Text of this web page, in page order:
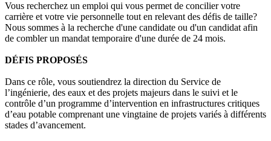
Vous recherchez un emploi qui vous permet de concilier votre
carrière et votre vie personnelle tout en relevant des défis de taille?
Nous sommes à la recherche d'une candidate ou d'un candidat afin
de combler un mandat temporaire d'une durée de 24 mois.
DÉFIS PROPOSÉS
Dans ce rôle, vous soutiendrez la direction du Service de
l’ingénierie, des eaux et des projets majeurs dans le suivi et le
contrôle d’un programme d’intervention en infrastructures critiques
d’eau potable comprenant une vingtaine de projets variés à différents
stades d’avancement.